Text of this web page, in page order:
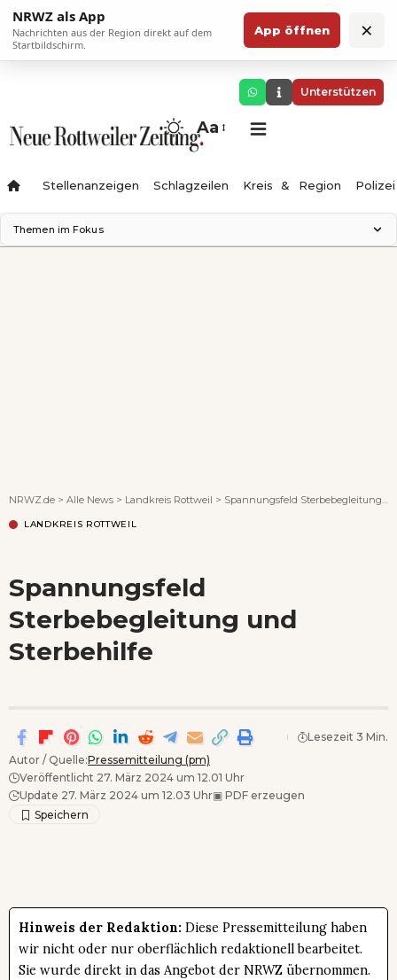
NRWZ als App
Nachrichten aus der Region direkt auf dem
Startbildschirm.
App öffnen ×
Unterstützen
Aa
Stellenanzeigen Schlagzeilen Kreis & Region Polizei
Themen im Fokus
NRWZ.de > Alle News > Landkreis Rottweil > Spannungsfeld Sterbebegleitung und Sterbehilfe
LANDKREIS ROTTWEIL
Spannungsfeld
Sterbebegleitung und
Sterbehilfe
Autor / Quelle:Pressemitteilung (pm)
Veröffentlicht 27. März 2024 um 12.01 Uhr
Update 27. März 2024 um 12.03 Uhr▣ PDF erzeugen
Lesezeit 3 Min.
Hinweis der Redaktion: Diese Pressemitteilung haben
wir nicht oder nur oberflächlich redaktionell bearbeitet.
Sie wurde direkt in das Angebot der NRWZ übernommen.